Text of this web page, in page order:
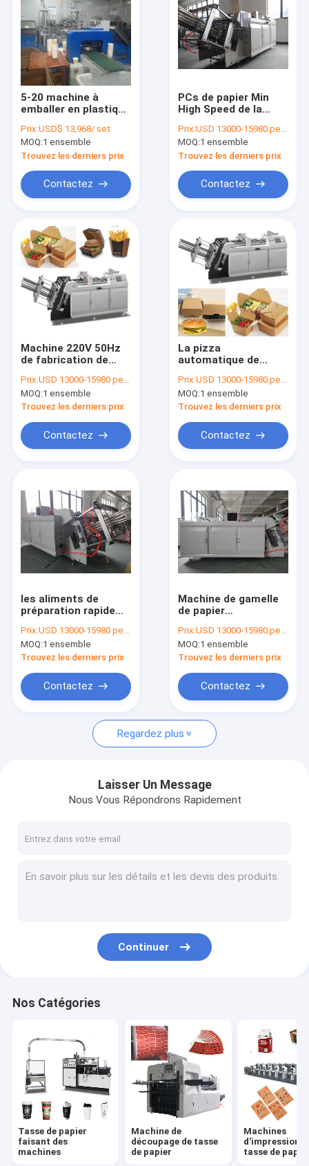
Produits
Au sujet de nous
Visite d'usine
Nouvelles
Tasse de papier faisant des machines
Machine de découpage de tasse de papier
Machine de papier de gamelle
Machine à emballer de tasse de papier
Plaque à papier faisant des machines
Machines de fente de papier
Machine de couvercle de tasse
Matière première de tasse de papier
5-20 machine à
emballer en plastique
machine de Min
Automatic Paper Cup
Packing de PCs
Prix:USD$ 13,968/ set
MOQ:1 ensemble
Trouvez les derniers prix
Contactez
PCs de papier Min
High Speed de la
fabrication de
cartons de déjeuner
d'hamburger
automatique
Prix:USD 13000-15980 per set FOB Ningbo
MOQ:1 ensemble
Trouvez les derniers prix
Contactez
Machine 220V 50Hz
de fabrication de
carton de repas
Prix:USD 13000-15980 per set
MOQ:1 ensemble
Trouvez les derniers prix
Contactez
La pizza
automatique de
de papier d'OEM
emportent la
machine de boîte à
Prix:USD 13000-15980 per set
MOQ:1 ensemble
Trouvez les derniers prix
Contactez
les aliments de
préparation rapide
machine de papier
150pcs de gamelle
par minute
Prix:USD 13000-15980 per set FOB Ningbo
MOQ:1 ensemble
Trouvez les derniers prix
Contactez
Machine de gamelle
de papier
600GMS Papier
d'emballage pour
l'emballage
Prix:USD 13000-15980 per set
MOQ:1 ensemble
Trouvez les derniers prix
Contactez
Regardez plus
Laisser Un Message
Nous Vous Répondrons Rapidement
Continuer
Nos Catégories
Tasse de papier
faisant des
machines
Machine de
découpage de tasse
de papier
Machines
d'impression
tasse de